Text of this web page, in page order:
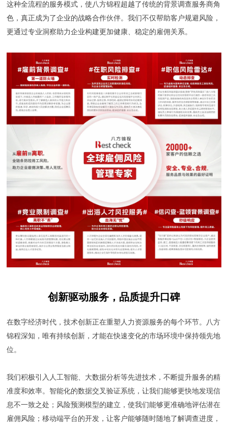
这种全流程的服务模式，使八方锦程超越了传统的背景调查服务商角
色，真正成为了企业的战略合作伙伴。我们不仅帮助客户规避风险，
更通过专业洞察助力企业构建更加健康、稳定的雇佣关系。
创新驱动服务，品质提升口碑
在数字经济时代，技术创新正在重塑人力资源服务的每个环节。八方
锦程深知，唯有持续创新，才能在快速变化的市场环境中保持领先地
位。
我们积极引入人工智能、大数据分析等先进技术，不断提升服务的精
准度和效率。智能化的数据交叉验证系统，让我们能够更快地发现信
息不一致之处；风险预测模型的建立，使我们能够更准确地评估潜在
雇佣风险；移动端平台的开发，让客户能够随时随地了解调查进度，